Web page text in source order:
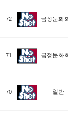
72 금정문화
71 금정문화
70 일반